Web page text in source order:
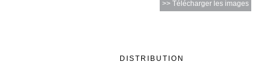
>> Télécharger les images
DISTRIBUTION